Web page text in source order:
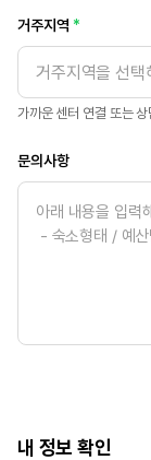
거주지역
거주지역을 선택
가까운 센터 연결 또는
문의사항
내 정보 확인